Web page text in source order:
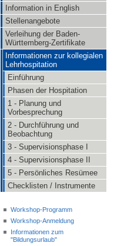
Information in English
Stellenangebote
Verleihung der Baden-
Württemberg-Zertifikate
Informationen zur kollegialen
Lehrhospitation
Einführung
Phasen der Hospitation
1 - Planung und
Vorbesprechung
2 - Durchführung und
Beobachtung
3 - Supervisionsphase I
4 - Supervisionsphase II
5 - Persönliches Resümee
Checklisten / Instrumente
Workshop-Programm
Workshop-Anmeldung
Informationen zum
"Bildungsurlaub"